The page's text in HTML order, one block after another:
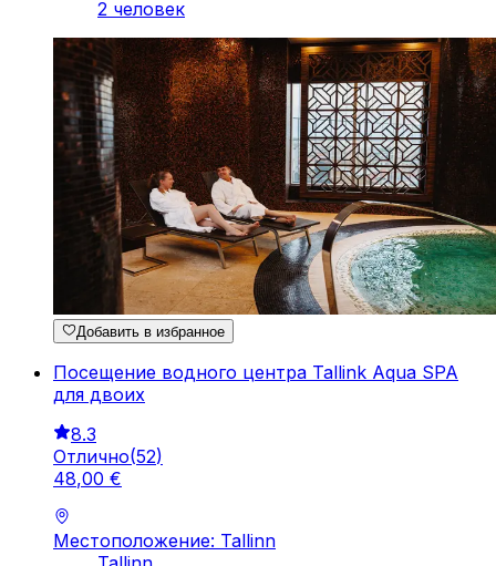
2 человек
Добавить в избранное
Посещение водного центра Tallink Aqua SPA
для двоих
8.3
Отлично(52)
48,00 €
Местоположение: Tallinn